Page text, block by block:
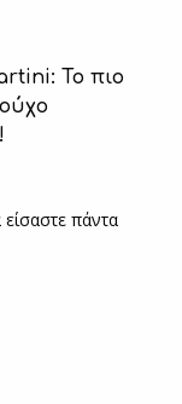
Το πιο
πάντα